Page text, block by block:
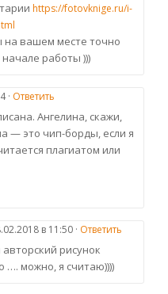
https://fotovknige.ru/i-
на вашем месте точно
работы )))
· Ответить
Ангелина, скажи,
— это чип-борды, если я
плагиатом или
в 11:50 · Ответить
рисунок
…. можно, я считаю))))